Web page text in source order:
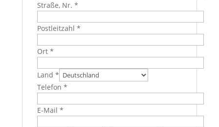
Straße, Nr. *
Postleitzahl *
Ort *
Land *
Telefon *
E-Mail *